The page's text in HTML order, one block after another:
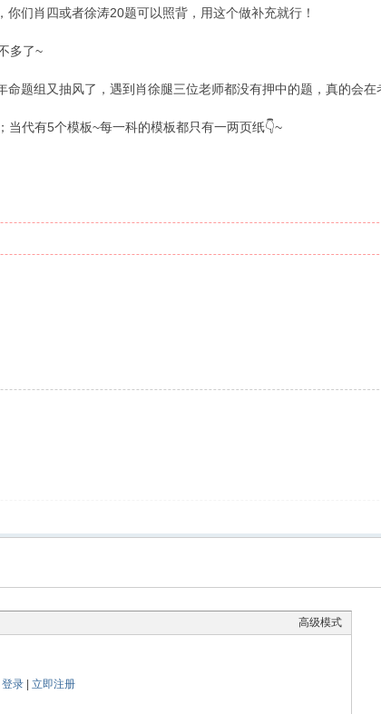
们肖四或者徐涛20题可以照背，用这个做补充就行！
多了~
题组又抽风了，遇到肖徐腿三位老师都没有押中的题，真的会在
代有5个模板~每一科的模板都只有一两页纸👇~
高级模式
登录| 立即注册